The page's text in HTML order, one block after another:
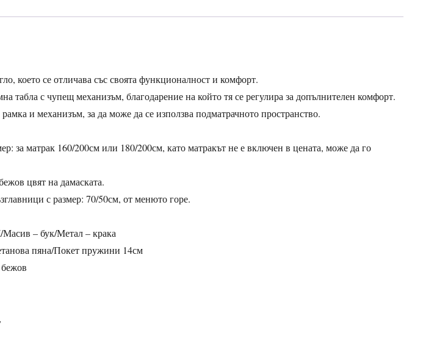
което се отличава със своята функционалност и комфорт.
табла с чупещ механизъм, благодарение на който тя се регулира за допълнителен комфорт.
и механизъм, за да може да се използва подматрачното пространство.
за матрак 160/200см или 180/200см, като матракът не е включен в цената, може да го
цвят на дамаската.
с размер: 70/50см, от менюто горе.
– бук/Метал – крака
пяна/Покет пружини 14см